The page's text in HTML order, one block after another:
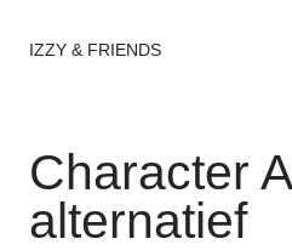
IZZY & FRIENDS
Character
alternatief